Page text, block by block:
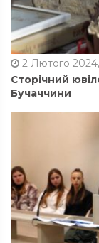
2 Лютого 2024,
Сторічний
Бучаччини